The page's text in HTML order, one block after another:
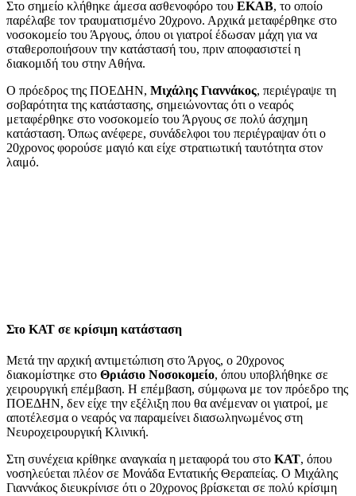
Στο σημείο κλήθηκε άμεσα ασθενοφόρο του ΕΚΑΒ, το οποίο
παρέλαβε τον τραυματισμένο 20χρονο. Αρχικά μεταφέρθηκε στο
νοσοκομείο του Άργους, όπου οι γιατροί έδωσαν μάχη για να
σταθεροποιήσουν την κατάστασή του, πριν αποφασιστεί η
διακομιδή του στην Αθήνα.
Ο πρόεδρος της ΠΟΕΔΗΝ, Μιχάλης Γιαννάκος, περιέγραψε τη
σοβαρότητα της κατάστασης, σημειώνοντας ότι ο νεαρός
μεταφέρθηκε στο νοσοκομείο του Άργους σε πολύ άσχημη
κατάσταση. Όπως ανέφερε, συνάδελφοι του περιέγραψαν ότι ο
20χρονος φορούσε μαγιό και είχε στρατιωτική ταυτότητα στον
λαιμό.
Στο ΚΑΤ σε κρίσιμη κατάσταση
Μετά την αρχική αντιμετώπιση στο Άργος, ο 20χρονος
διακομίστηκε στο Θριάσιο Νοσοκομείο, όπου υποβλήθηκε σε
χειρουργική επέμβαση. Η επέμβαση, σύμφωνα με τον πρόεδρο της
ΠΟΕΔΗΝ, δεν είχε την εξέλιξη που θα ανέμεναν οι γιατροί, με
αποτέλεσμα ο νεαρός να παραμείνει διασωληνωμένος στη
Νευροχειρουργική Κλινική.
Στη συνέχεια κρίθηκε αναγκαία η μεταφορά του στο ΚΑΤ, όπου
νοσηλεύεται πλέον σε Μονάδα Εντατικής Θεραπείας. Ο Μιχάλης
Γιαννάκος διευκρίνισε ότι ο 20χρονος βρίσκεται σε πολύ κρίσιμη